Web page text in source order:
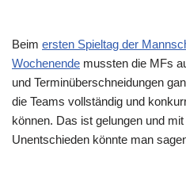
Beim ersten Spieltag der
Wochenende mussten die MFs
und Terminüberschneidungen
die Teams vollständig und
können. Das ist gelungen und
Unentschieden könnte man